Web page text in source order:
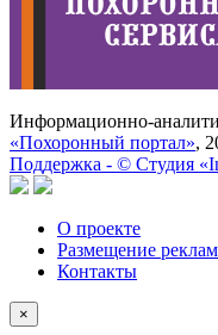
Информационно-
«Похоронный портал»,
Поддержка - © Cтудия
О проекте
Размещение
Контакты
×